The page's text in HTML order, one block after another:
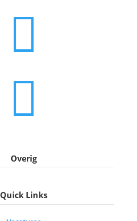


Overig
Quick Links